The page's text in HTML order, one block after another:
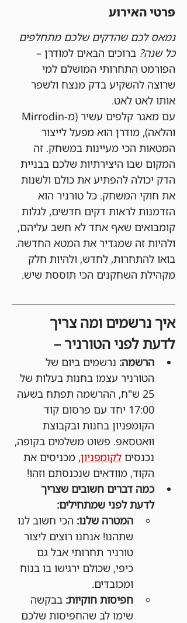
פרטי האירוע
נמאס לכם שהדקים שלכם מתחלפים
כל שנה? ברוכים הבאים למודרן –
הפורמט התחרותי המושלם למי
שרוצה להשקיע בדק מנצח ולשפר
אותו לאט לאט.
והלאה), מודרן הוא מפעל לייצור
המטאות הכי מעיינות במשחק. זה
המקום שבו היצירתיות שלכם בבניית
הדק יכולה להפתיע את כולם ולשנות
את חוקי המשחק. כל טורניר הוא
הזדמנות לראות דקים חדשים, לגלות
קומבואים שאף אחד לא חשב עליהם,
ולהיות זה שמגדיר את המטא החדשה.
בואו להתחרות, לחדש, ולהיות חלק
מקהילת השחקנים הכי תוססת שיש.
איך נרשמים ומה צריך
לדעת לפני הטורניר –
הרשמה: נרשמים ביום של
הטורניר עצמו בחנות בעלות של
25 ש"ח, ההרשמה תפתח בשעה
17:00 יחד עם פרסום קוד
הקומפניון בחנות ובקבוצת
וואטסאפ. פשוט משלמים בקופה,
נכנסים לקומפניון, מכניסים את
הקוד, מוודאים שנכנסתם וזהו!
כמה דברים חשובים שצריך
לדעת לפני שמתחילים:
המטרה שלנו: הכי חשוב לנו
שתהנו! אנחנו רוצים ליצור
טורניר תחרותי אבל גם
כיפי, שכולם ירגישו בו בנוח
ומכובדים.
חפיסות חוקיות: בבקשה
שימו לב שהחפיסות שלכם